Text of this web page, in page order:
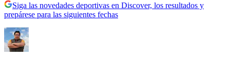
Siga las novedades deportivas en Discover, los resultados y
prepárese para las siguientes fechas